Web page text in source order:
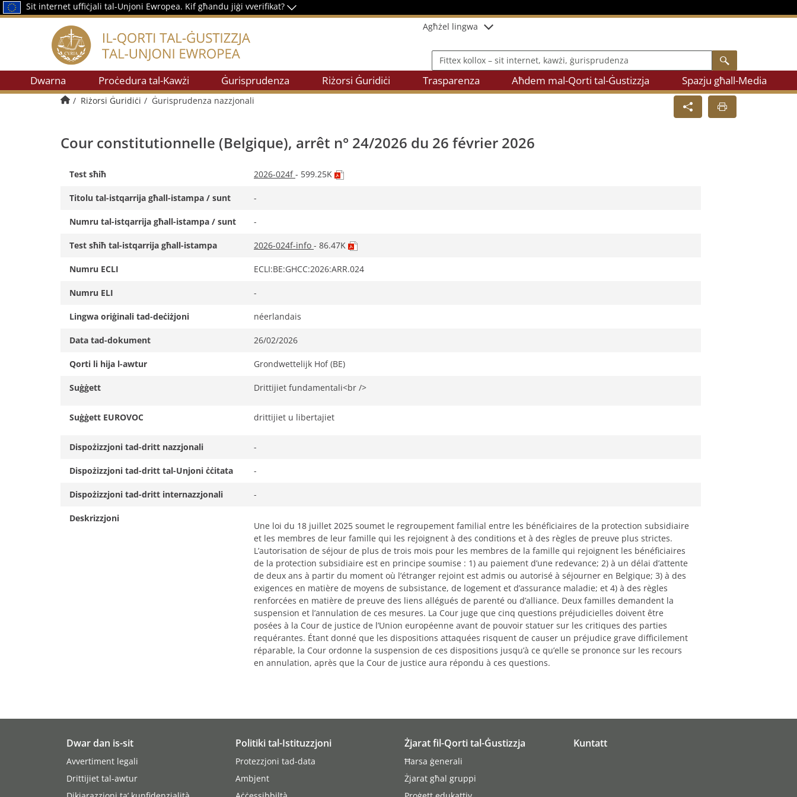
Sit internet uffiċjali tal-Unjoni Ewropea. Kif għandu jiġi vverifikat?
Agħżel lingwa
Fittex kollox – sit internet, kawżi, ġurisprudenza
Dwarna Proċedura tal-Kawżi Ġurisprudenza Riżorsi Ġuridiċi Trasparenza Aħdem mal-Qorti tal-Ġustizzja Spazju għall-Media
Paġna prinċipali
Riżorsi Ġuridiċi Ġurisprudenza nazzjonali
Cour constitutionnelle (Belgique), arrêt n° 24/2026 du 26 février 2026
Test sħiħ 2026-024f- 599.25K
(dokument
Titolu tal-istqarrija għall-istampa / sunt -
Numru tal-istqarrija għall-istampa / sunt -
Test sħiħ tal-istqarrija għall-istampa 2026-024f-info - 86.47K
(dokument
jiftaħ
Numru ECLI ECLI:BE:GHCC:2026:ARR.024
Numru ELI -
Lingwa oriġinali tad-deċiżjoni néerlandais
Data tad-dokument 26/02/2026
Qorti li hija l-awtur Grondwettelijk Hof (BE)
Suġġett Drittijiet fundamentali<br />
Suġġett EUROVOC drittijiet u libertajiet
Dispożizzjoni tad-dritt nazzjonali -
Dispożizzjoni tad-dritt tal-Unjoni ċċitata -
Dispożizzjoni tad-dritt internazzjonali -
Deskrizzjoni
Une loi du 18 juillet 2025 soumet le regroupement familial entre les bénéficiaires de la protection subsidiaire
et les membres de leur famille qui les rejoignent à des conditions et à des règles de preuve plus strictes.
L’autorisation de séjour de plus de trois mois pour les membres de la famille qui rejoignent les bénéficiaires
de la protection subsidiaire est en principe soumise : 1) au paiement d’une redevance; 2) à un délai d’attente
de deux ans à partir du moment où l’étranger rejoint est admis ou autorisé à séjourner en Belgique; 3) à des
exigences en matière de moyens de subsistance, de logement et d’assurance maladie; et 4) à des règles
renforcées en matière de preuve des liens allégués de parenté ou d’alliance. Deux familles demandent la
suspension et l’annulation de ces mesures. La Cour juge que cinq questions préjudicielles doivent être
posées à la Cour de justice de l’Union européenne avant de pouvoir statuer sur les critiques des parties
requérantes. Étant donné que les dispositions attaquées risquent de causer un préjudice grave difficilement
réparable, la Cour ordonne la suspension de ces dispositions jusqu’à ce qu’elle se prononce sur les recours
en annulation, après que la Cour de justice aura répondu à ces questions.
Dwar dan is-sit
Avvertiment legali
Drittijiet tal-awtur
Politiki tal-Istituzzjoni
Protezzjoni tad-data
Ambjent
Żjarat fil-Qorti tal-Ġustizzja
Ħarsa ġenerali
Żjarat għal gruppi
Kuntatt